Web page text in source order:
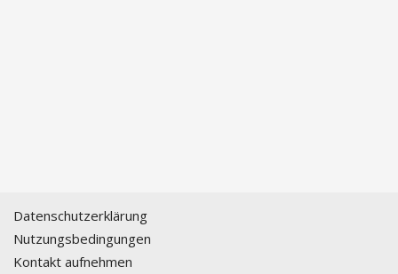
Datenschutzerklärung
Nutzungsbedingungen
Kontakt aufnehmen